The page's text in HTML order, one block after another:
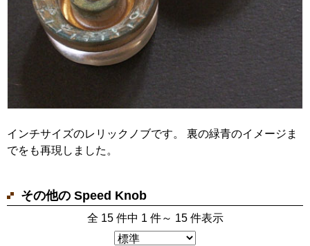
インチサイズのレリックノブです。 裏の緑青のイメージま
でをも再現しました。
その他の Speed Knob
全 15 件中 1 件～ 15 件表示